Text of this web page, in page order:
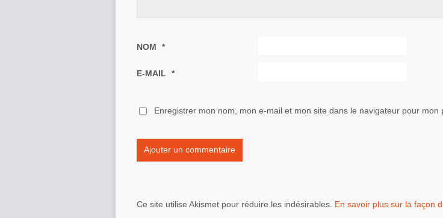
NOM *
E-MAIL *
Enregistrer mon nom, mon e-mail et mon site dans le navigateur pour mon
Ce site utilise Akismet pour réduire les indésirables. En savoir plus sur la façon